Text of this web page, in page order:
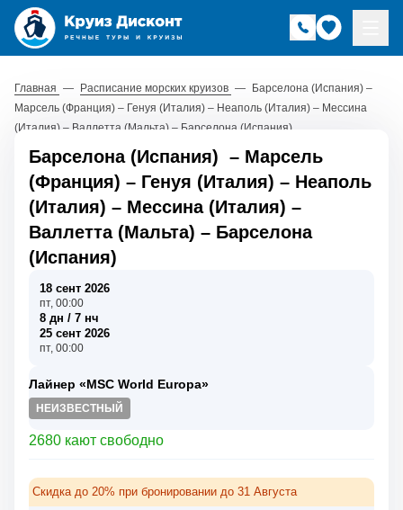
Главная — Расписание морских круизов — Барселона (Испания) –
Марсель (Франция) – Генуя (Италия) – Неаполь (Италия) – Мессина
(Италия) – Валлетта (Мальта) – Барселона (Испания)
Барселона (Испания) – Марсель
(Франция) – Генуя (Италия) – Неаполь
(Италия) – Мессина (Италия) –
Валлетта (Мальта) – Барселона
(Испания)
18 сент 2026
пт, 00:00
8 дн / 7 нч
25 сент 2026
пт, 00:00
Лайнер «MSC World Europa»
НЕИЗВЕСТНЫЙ
2680 кают свободно
Скидка до 20% при бронировании до 31 Августа